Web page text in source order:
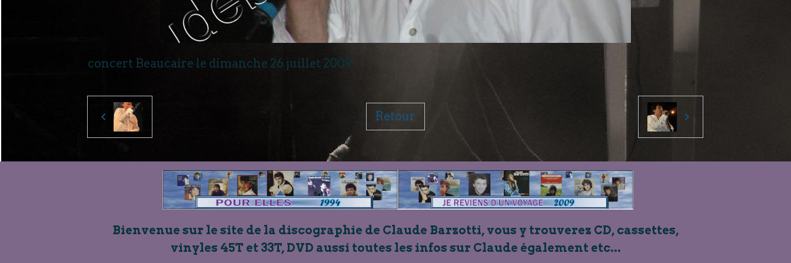
concert Beaucaire le dimanche 26 juillet 2009
Retour
Bienvenue sur le site de la discographie de Claude Barzotti, vous y trouverez CD, cassettes,
vinyles 45T et 33T, DVD aussi toutes les infos sur Claude également etc...